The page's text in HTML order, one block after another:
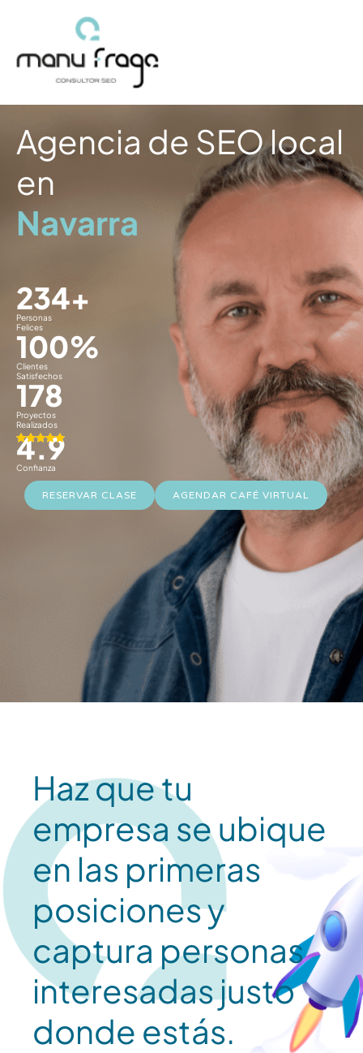
Agencia de SEO local
en
Navarra
Personas
Felices
234+
Clientes
Satisfechos
100%
Proyectos
Realizados
178
Confianza
4.9
RESERVAR CLASE AGENDAR CAFÉ VIRTUAL
Haz que tu
empresa se ubique
en las primeras
posiciones y
captura personas
interesadas justo
donde estás.